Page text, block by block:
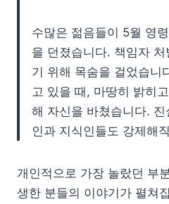
수많은 젊음들이 5월 영
을 던졌습니다. 책임자
기 위해 목숨을 걸었습니
고 있을 때, 마땅히 밝히
해 자신을 바쳤습니다.
인과 지식인들도 강제해
개인적으로 가장 놀랐던 부
생한 분들의 이야기가 펼쳐집